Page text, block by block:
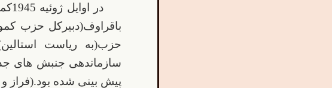
در
باقراوف(دبیرکل حزب
حزب(به ریاست
سازماندهی جنبش های
پیش بینی شده بود.(فراز